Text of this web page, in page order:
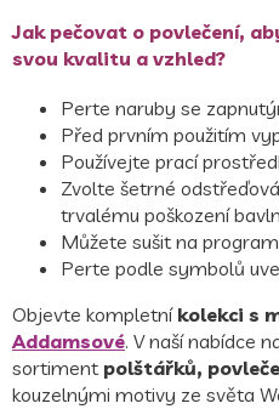
Jak pečovat o povlečení,
svou kvalitu a vzhled?
Perte naruby se
Před prvním použitím
Používejte prací
Zvolte šetrné
trvalému poškození
Můžete sušit na
Perte podle symbolů
Objevte kompletníkolekci s
Addamsové. V naší nabídce
sortimentpolštářků,
kouzelnými motivy ze světa